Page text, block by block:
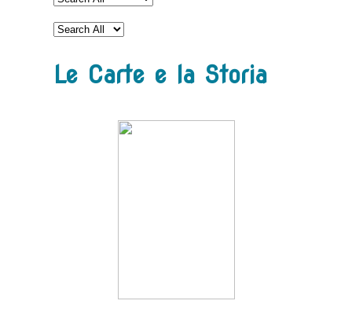
Le Carte e la Storia